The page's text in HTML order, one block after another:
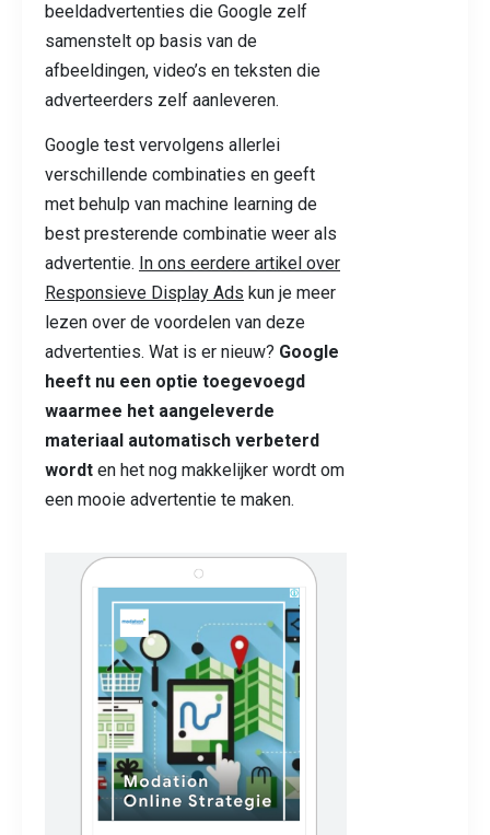
beeldadvertenties die Google zelf
samenstelt op basis van de
afbeeldingen, video’s en teksten die
adverteerders zelf aanleveren.
Google test vervolgens allerlei
verschillende combinaties en geeft
met behulp van machine learning de
best presterende combinatie weer als
advertentie. In ons eerdere artikel over
Responsieve Display Ads kun je meer
lezen over de voordelen van deze
advertenties. Wat is er nieuw? Google
heeft nu een optie toegevoegd
waarmee het aangeleverde
materiaal automatisch verbeterd
wordt en het nog makkelijker wordt om
een mooie advertentie te maken.